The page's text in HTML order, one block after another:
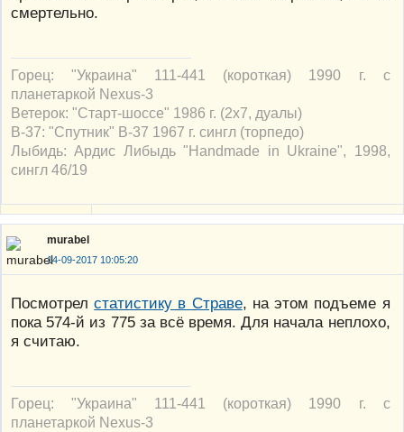
смертельно.
Горец: "Украина" 111-441 (короткая) 1990 г. с
планетаркой Nexus-3
Ветерок: "Старт-шоссе" 1986 г. (2х7, дуалы)
В-37: "Спутник" В-37 1967 г. сингл (торпедо)
Лыбидь: Ардис Либыдь "Handmade in Ukraine", 1998,
сингл 46/19
murabel
14-09-2017 10:05:20
Посмотрелстатистику в Страве, на этом подъеме я
пока 574-й из 775 за всё время. Для начала неплохо,
я считаю.
Горец: "Украина" 111-441 (короткая) 1990 г. с
планетаркой Nexus-3